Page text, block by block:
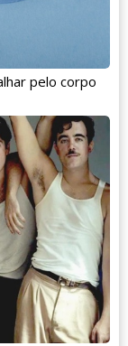
pelo corpo